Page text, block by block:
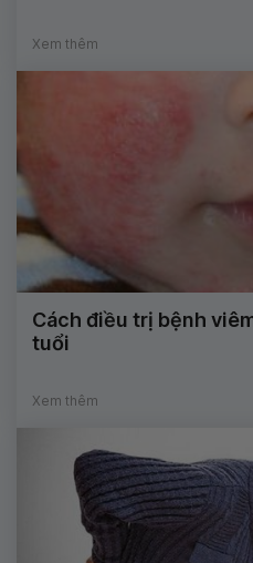
Xem thêm
Cách điều trị bệnh
tuổi
Xem thêm